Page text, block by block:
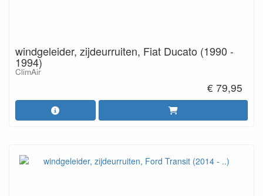
windgeleider, zijdeurruiten, Fiat Ducato (1990 -
1994)
ClimAir
€ 79,95